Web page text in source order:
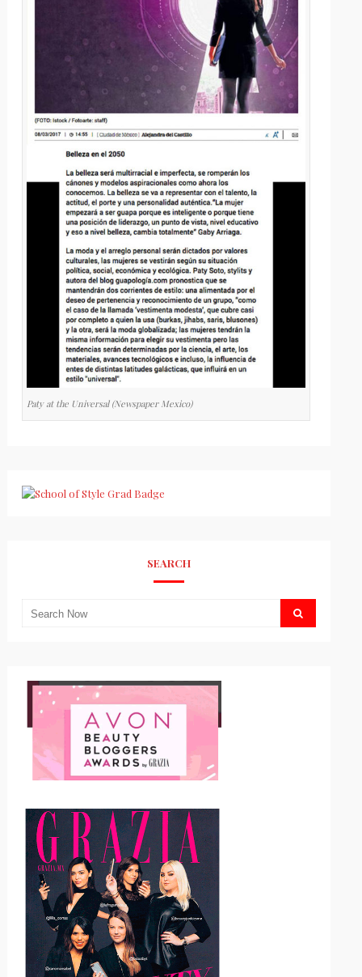
Paty at the Universal (Newspaper Mexico)
SEARCH